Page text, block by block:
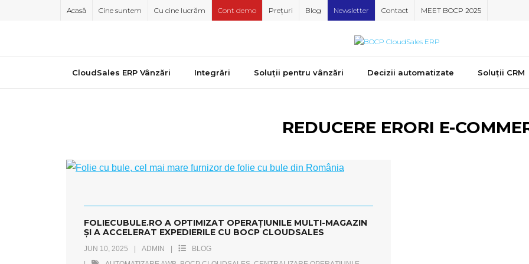
Acasă Cine suntem Cu cine lucrăm Cont demo Prețuri Blog Newsletter Contact MEET BOCP 2025
CloudSales ERP Vânzări Integrări Soluții pentru vânzări Decizii automatizate Soluții CRM
REDUCERE ERORI E-
FOLIECUBULE.RO A OPTIMIZAT OPERAȚIUNILE MULTI-MAGAZIN
ȘI A ACCELERAT EXPEDIERILE CU BOCP CLOUDSALES
JUN 10, 2025 ADMIN
BLOG